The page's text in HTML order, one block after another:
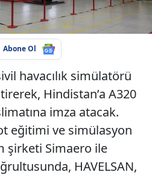
Abone Ol
havacılık simülatörü
Hindistan’a A320
imza atacak.
eğitimi ve simülasyon
şirketi Simaero ile
HAVELSAN,